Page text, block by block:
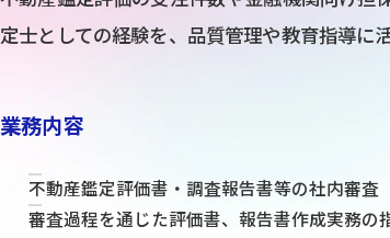
定士としての経験を、品質管理や教育指導に
業務内容
不動産鑑定評価書・調査報告書等の社内審査
審査過程を通じた評価書、報告書作成実務の